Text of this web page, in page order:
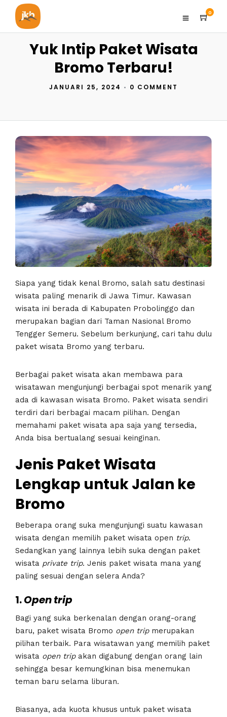
0
Yuk Intip Paket Wisata
Bromo Terbaru!
JANUARI 25, 2024 • 0 COMMENT
Siapa yang tidak kenal Bromo, salah satu destinasi
wisata paling menarik di Jawa Timur. Kawasan
wisata ini berada di Kabupaten Probolinggo dan
merupakan bagian dari Taman Nasional Bromo
Tengger Semeru. Sebelum berkunjung, cari tahu dulu
paket wisata Bromo yang terbaru.
Berbagai paket wisata akan membawa para
wisatawan mengunjungi berbagai spot menarik yang
ada di kawasan wisata Bromo. Paket wisata sendiri
terdiri dari berbagai macam pilihan. Dengan
memahami paket wisata apa saja yang tersedia,
Anda bisa bertualang sesuai keinginan.
Jenis Paket Wisata
Lengkap untuk Jalan ke
Bromo
Beberapa orang suka mengunjungi suatu kawasan
wisata dengan memilih paket wisata open trip.
Sedangkan yang lainnya lebih suka dengan paket
wisata private trip. Jenis paket wisata mana yang
paling sesuai dengan selera Anda?
1.Opentrip
Bagi yang suka berkenalan dengan orang-orang
baru, paket wisata Bromo open tripmerupakan
pilihan terbaik. Para wisatawan yang memilih paket
wisata open tripakan digabung dengan orang lain
sehingga besar kemungkinan bisa menemukan
teman baru selama liburan.
Biasanya, ada kuota khusus untuk paket wisata